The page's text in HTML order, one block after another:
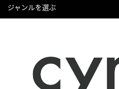
ジャンルを選ぶ